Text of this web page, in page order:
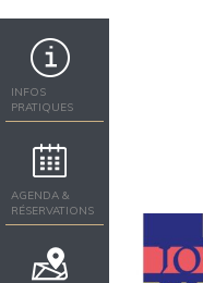
INFOS
PRATIQUES
AGENDA &
RÉSERVATIONS